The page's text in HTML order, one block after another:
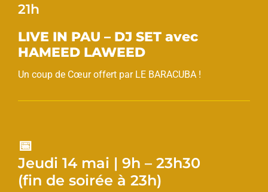
21h
LIVE IN PAU – DJ SET avec
HAMEED LAWEED
Un coup de Cœur offert par LE BARACUBA !
📅
Jeudi 14 mai | 9h – 23h30
(fin de soirée à 23h)